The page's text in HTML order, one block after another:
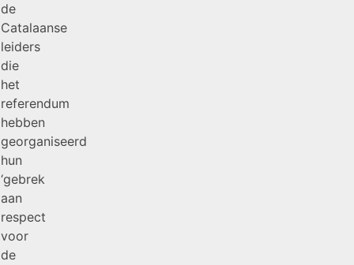
de
Catalaanse
leiders
die
het
referendum
hebben
georganiseerd
hun
‘gebrek
aan
respect
voor
de